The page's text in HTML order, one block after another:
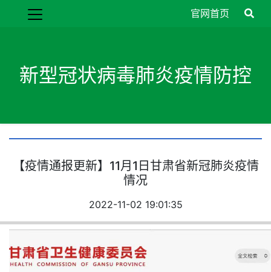
官网首页
新型冠状病毒肺炎疫情防控
【疫情通报更新】11月1日甘肃省新冠肺炎疫情
情况
2022-11-02 19:01:35